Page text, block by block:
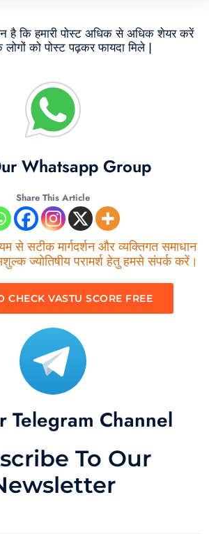
है कि हमारी पोस्ट अधिक से अधिक शेयर करें
को पोस्ट पढ़कर फायदा मिले |
Whatsapp Group
Share This Article
से सटीक मार्गदर्शन और व्यक्तिगत समाधान
ज्योतिषीय परामर्श हेतु हमसे संपर्क करें।
CHECK VASTU SCORE FREE
Telegram Channel
To Our